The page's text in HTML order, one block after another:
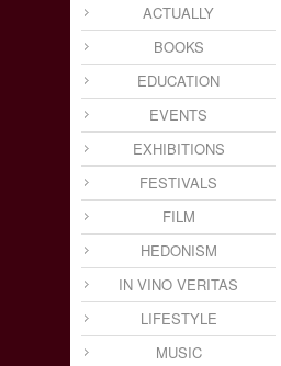
ACTUALLY
BOOKS
EDUCATION
EVENTS
EXHIBITIONS
FESTIVALS
FILM
HEDONISM
IN VINO VERITAS
LIFESTYLE
MUSIC